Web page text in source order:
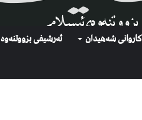
كاروانی شەهیدان ئەرشیفى بزووتنەوە